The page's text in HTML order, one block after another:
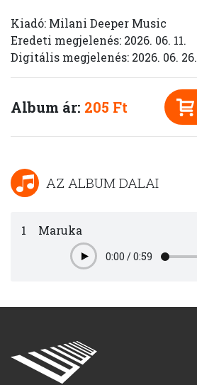
Kiadó: Milani Deeper Music
Eredeti megjelenés: 2026. 06. 11.
Digitális megjelenés: 2026. 06. 26.
Album ár: 205 Ft
AZ ALBUM DALAI
1 Maruka
Play0:00 /0:59